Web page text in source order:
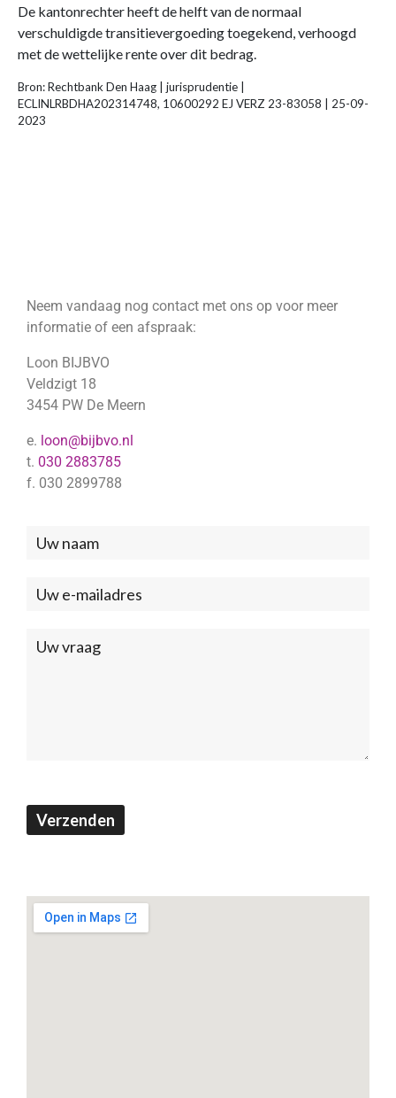
De kantonrechter heeft de helft van de normaal
verschuldigde transitievergoeding toegekend, verhoogd
met de wettelijke rente over dit bedrag.
Bron: Rechtbank Den Haag | jurisprudentie |
ECLINLRBDHA202314748, 10600292 EJ VERZ 23-83058 | 25-09-
2023
Neem vandaag nog contact met ons op voor meer
informatie of een afspraak:
Loon BIJBVO
Veldzigt 18
3454 PW De Meern
e. loon@bijbvo.nl
t. 030 2883785
f. 030 2899788
Neem
met
ons
Verzenden